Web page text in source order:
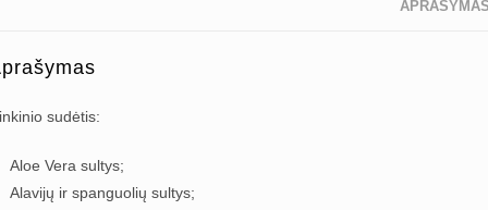
APRAŠYMAS
sudėtis:
Aloe Vera sultys;
Alavijų ir spanguolių sultys;